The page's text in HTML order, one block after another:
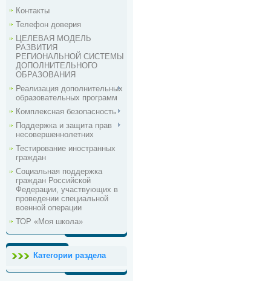
Контакты
Телефон доверия
ЦЕЛЕВАЯ МОДЕЛЬ
РАЗВИТИЯ
РЕГИОНАЛЬНОЙ СИСТЕМЫ
ДОПОЛНИТЕЛЬНОГО
ОБРАЗОВАНИЯ
Реализация дополнительных
образовательных программ
Комплексная безопасность
Поддержка и защита прав
несовершеннолетних
Тестирование иностранных
граждан
Социальная поддержка
граждан Российской
Федерации, участвующих в
проведении специальной
военной операции
ТОР «Моя школа»
Категории раздела